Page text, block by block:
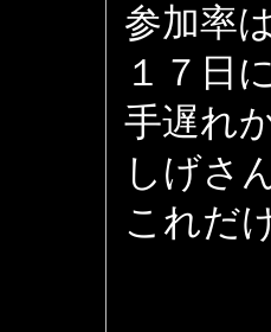
参加率
１７日
手遅れ
しげさ
これだ